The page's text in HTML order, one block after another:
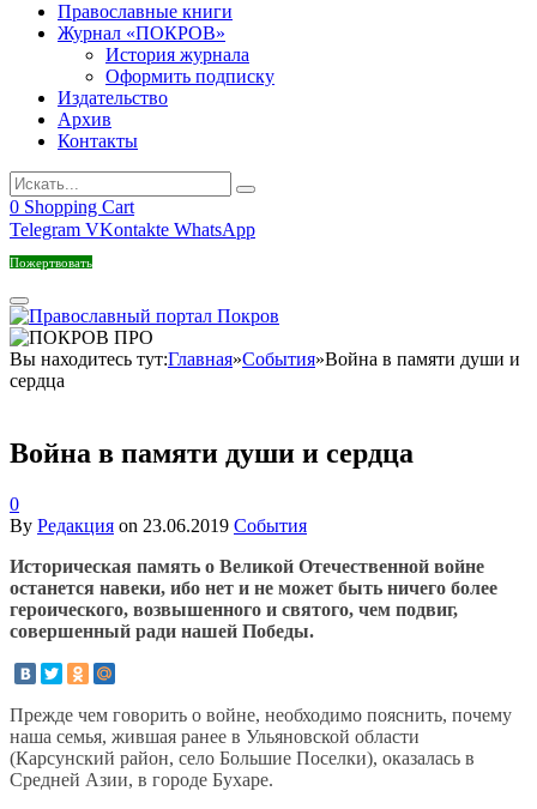
Православные книги
Журнал «ПОКРОВ»
История журнала
Оформить подписку
Издательство
Архив
Контакты
0 Shopping Cart
Telegram VKontakte WhatsApp
Пожертвовать
Вы находитесь тут:Главная»События»Война в памяти души и
сердца
Война в памяти души и сердца
0
By Редакция on 23.06.2019 События
Историческая память о Великой Отечественной войне
останется навеки, ибо нет и не может быть ничего более
героического, возвышенного и святого, чем подвиг,
совершенный ради нашей Победы.
Прежде чем говорить о войне, необходимо пояснить, почему
наша семья, жившая ранее в Ульяновской области
(Карсунский район, село Большие Поселки), оказалась в
Средней Азии, в городе Бухаре.